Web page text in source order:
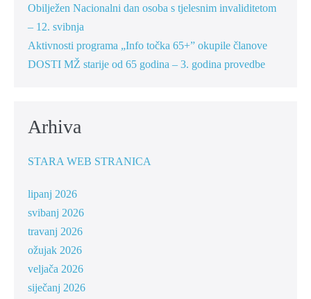
Obilježen Nacionalni dan osoba s tjelesnim invaliditetom
– 12. svibnja
Aktivnosti programa „Info točka 65+” okupile članove
DOSTI MŽ starije od 65 godina – 3. godina provedbe
Arhiva
STARA WEB STRANICA
lipanj 2026
svibanj 2026
travanj 2026
ožujak 2026
veljača 2026
siječanj 2026